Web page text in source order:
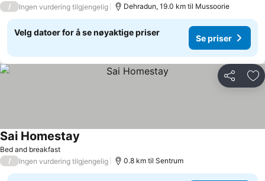
/ Ingen vurdering tilgjengelig Dehradun, 19.0 km til Mussoorie
Velg datoer for å se nøyaktige priser
Se priser
Del
Bed and breakfast
Sai Homestay
/ Ingen vurdering tilgjengelig 0.8 km til Sentrum